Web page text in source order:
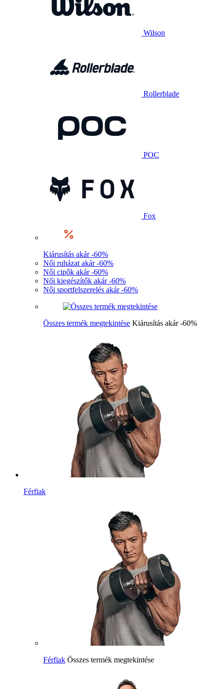
Wilson
Rollerblade
POC
Fox
Kiárusítás akár -60%
Női ruházat akár -60%
Női cipők akár -60%
Női kiegészítők akár -60%
Női sportfelszerelés akár -60%
Összes termék megtekintése Kiárusítás akár -60%
Férfiak
Férfiak Összes termék megtekintése